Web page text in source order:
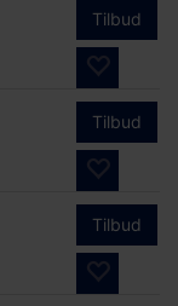
Tilbud
Tilbud
Tilbud